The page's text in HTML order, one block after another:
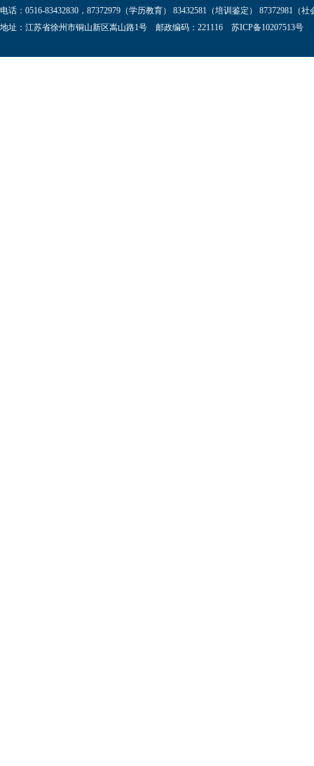
电话：0516-83432830，87372979（学历教育） 83432581（培训鉴定） 87372981（社
地址：江苏省徐州市铜山新区嵩山路1号 邮政编码：221116 苏ICP备10207513号